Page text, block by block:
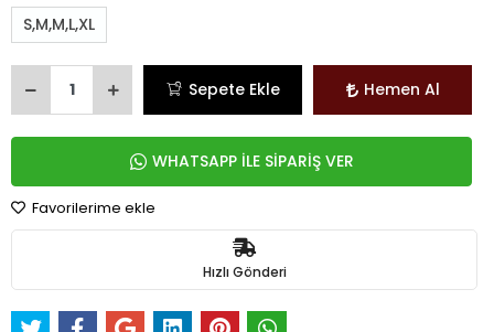
S,M,M,L,XL
Sepete Ekle Hemen Al
WHATSAPP İLE SİPARİŞ VER
Favorilerime ekle
Hızlı Gönderi